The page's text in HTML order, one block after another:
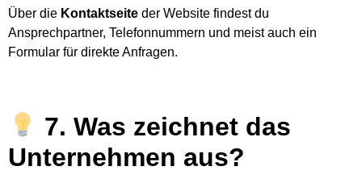
Über die Kontaktseite der Website findest du
Ansprechpartner, Telefonnummern und meist auch ein
Formular für direkte Anfragen.
7. Was zeichnet das
Unternehmen aus?